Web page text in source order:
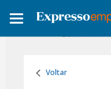
Toggle
Voltar